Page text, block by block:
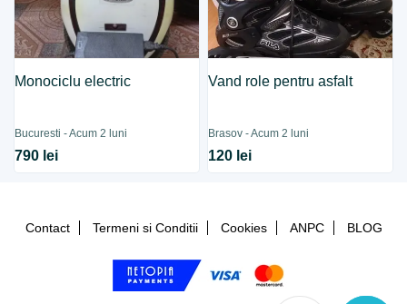
Monociclu electric
Bucuresti - Acum 2 luni
790 lei
Vand role pentru asfalt
Brasov - Acum 2 luni
120 lei
Contact Termeni si Conditii Cookies ANPC BLOG